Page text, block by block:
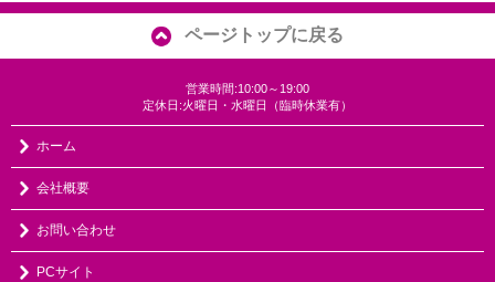
ページトップに戻る
営業時間:10:00～19:00
定休日:火曜日・水曜日（臨時休業有）
ホーム
会社概要
お問い合わせ
PCサイト